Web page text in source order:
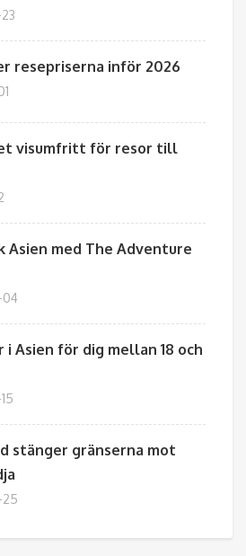
resepriserna inför 2026
visumfritt för resor till
Asien med The Adventure
i Asien för dig mellan 18 och
stänger gränserna mot